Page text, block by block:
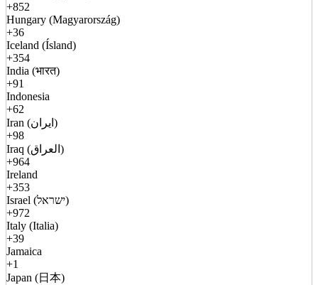
+852
Hungary (Magyarország)
+36
Iceland (Ísland)
+354
India (भारत)
+91
Indonesia
+62
Iran (ایران)
+98
Iraq (العراق)
+964
Ireland
+353
Israel (ישראל)
+972
Italy (Italia)
+39
Jamaica
+1
Japan (日本)